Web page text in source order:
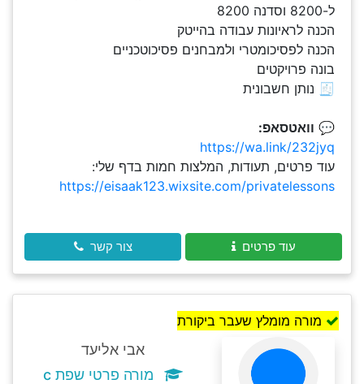
ל-8200 וסדנה 8200
הכנה לראיונות עבודה בהייטק
הכנה לפסיכומטרי ולמבחנים פסיכוטכניים
בונה פרויקטים
🧾 נותן חשבונית
💬 וואטסאפ:
https://wa.link/232jyq
עוד פרטים, תעודות, המלצות חמות בדף שלי:
https://eisaak123.wixsite.com/privatelessons
עוד פרטים צור קשר
מורה מומלץ שעבר ביקורת
אבי אליעד
מורה פרטי שפת c